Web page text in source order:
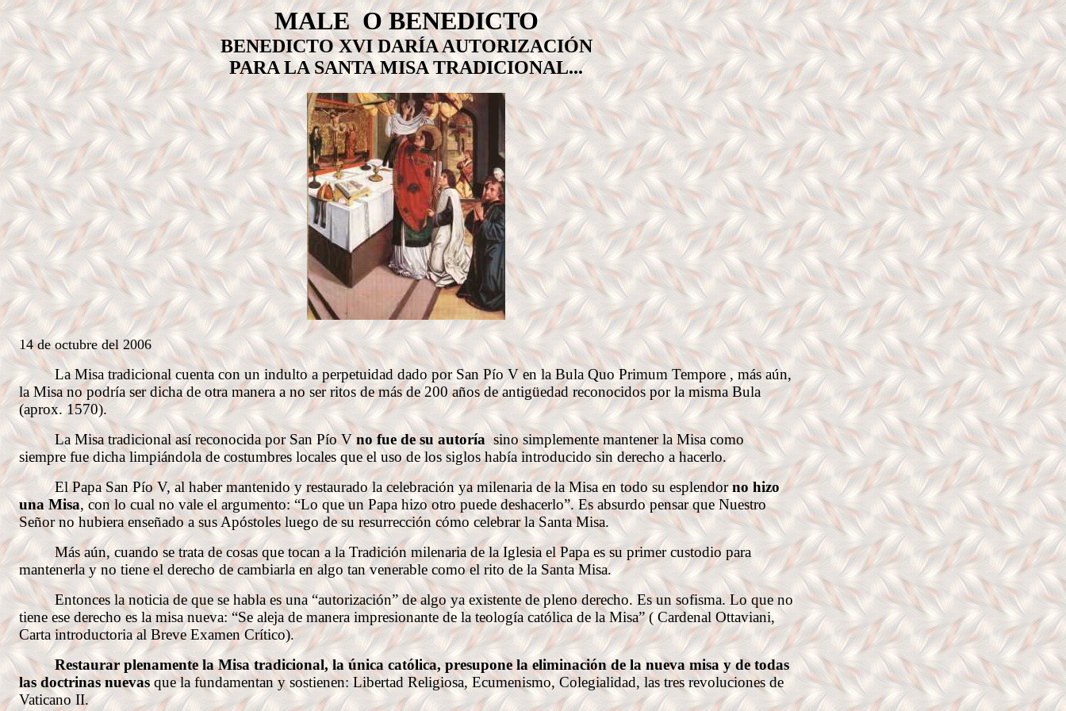
MALE O BENEDICTO
BENEDICTO XVI DARÍA AUTORIZACIÓN
PARA LA SANTA MISA TRADICIONAL...
14 de octubre del 2006
La Misa tradicional cuenta con un indulto a perpetuidad dado por San Pío V en la Bula Quo Primum Tempore , más aún,
la Misa no podría ser dicha de otra manera a no ser ritos de más de 200 años de antigüedad reconocidos por la misma Bula
(aprox. 1570).
La Misa tradicional así reconocida por San Pío Vno fue de su autoría sino simplemente mantener la Misa como
siempre fue dicha limpiándola de costumbres locales que el uso de los siglos había introducido sin derecho a hacerlo.
El Papa San Pío V, al haber mantenido y restaurado la celebración ya milenaria de la Misa en todo su esplendorno hizo
una Misa, con lo cual no vale el argumento: “Lo que un Papa hizo otro puede deshacerlo”. Es absurdo pensar que Nuestro
Señor no hubiera enseñado a sus Apóstoles luego de su resurrección cómo celebrar la Santa Misa.
Más aún, cuando se trata de cosas que tocan a la Tradición milenaria de la Iglesia el Papa es su primer custodio para
mantenerla y no tiene el derecho de cambiarla en algo tan venerable como el rito de la Santa Misa.
Entonces la noticia de que se habla es una “autorización” de algo ya existente de pleno derecho. Es un sofisma. Lo que no
tiene ese derecho es la misa nueva: “Se aleja de manera impresionante de la teología católica de la Misa” ( Cardenal Ottaviani,
Carta introductoria al Breve Examen Crítico).
Restaurar plenamente la Misa tradicional, la única católica, presupone la eliminación de la nueva misa y de todas
las doctrinas nuevasque la fundamentan y sostienen: Libertad Religiosa, Ecumenismo, Colegialidad, las tres revoluciones de
Vaticano II.